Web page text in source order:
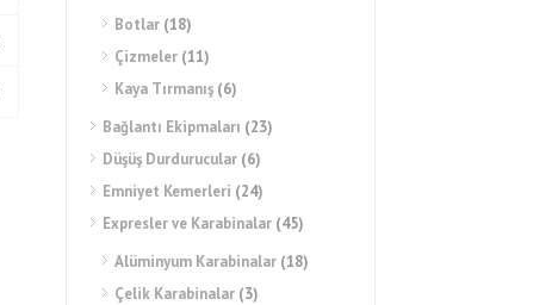
Botlar (18)
Çizmeler (11)
Kaya Tırmanış (6)
Bağlantı Ekipmaları (23)
Düşüş Durdurucular (6)
Emniyet Kemerleri (24)
Expresler ve Karabinalar (45)
Alüminyum Karabinalar (18)
Çelik Karabinalar (3)